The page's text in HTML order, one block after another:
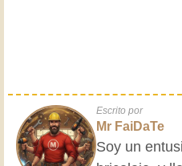
Escrito por
Mr FaiDaTe
Soy un